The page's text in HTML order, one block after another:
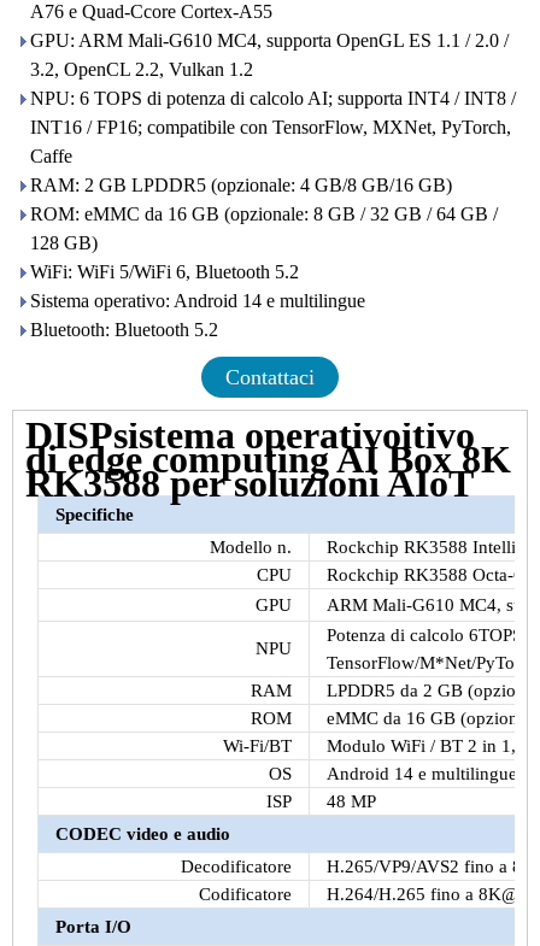
A76 e Quad-Ccore Cortex-A55
GPU: ARM Mali-G610 MC4, supporta OpenGL ES 1.1 / 2.0 /
3.2, OpenCL 2.2, Vulkan 1.2
NPU: 6 TOPS di potenza di calcolo AI; supporta INT4 / INT8 /
INT16 / FP16; compatibile con TensorFlow, MXNet, PyTorch,
Caffe
RAM: 2 GB LPDDR5 (opzionale: 4 GB/8 GB/16 GB)
ROM: eMMC da 16 GB (opzionale: 8 GB / 32 GB / 64 GB /
128 GB)
WiFi: WiFi 5/WiFi 6, Bluetooth 5.2
Sistema operativo: Android 14 e multilingue
Bluetooth: Bluetooth 5.2
Contattaci
DISPsistema operativoitivo
di edge computing AI Box 8K
RK3588 per soluzioni AIoT
Specifiche
Modello n.
Rockchip RK3588
CPU
Rockchip RK3588 Octa-
GPU
ARM Mali-G610 MC4,
NPU
Potenza di calcolo
TensorFlow/M*Net/
RAM
LPDDR5 da 2 GB
ROM
eMMC da 16 GB
Wi-Fi/BT
Modulo WiFi / BT 2 in 1,
OS
Android 14 e multilingue
ISP
48 MP
CODEC video e audio
Decodificatore
H.265/VP9/AVS2 fino a
Codificatore
H.264/H.265 fino a
Porta I/O